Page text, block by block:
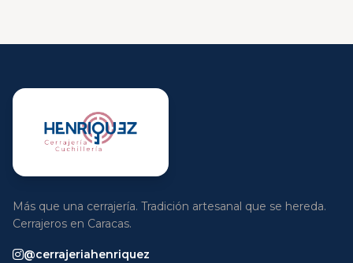
Más que una cerrajería. Tradición artesanal que se hereda.
Cerrajeros en Caracas.
@cerrajeriahenriquez